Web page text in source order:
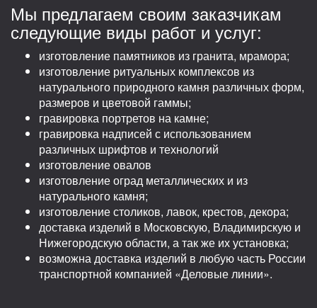
Мы предлагаем своим заказчикам
следующие виды работ и услуг:
изготовление памятников из гранита, мрамора;
изготовление ритуальных комплексов из
натурального природного камня различных форм,
размеров и цветовой гаммы;
гравировка портретов на камне;
гравировка надписей с использованием
различных шрифтов и технологий
изготовление овалов
изготовление оград металлических и из
натурального камня;
изготовление столиков, лавок, крестов, декора;
доставка изделий в Московскую, Владимирскую и
Нижегородскую области, а так же их установка;
возможна доставка изделий в любую часть России
транспортной компанией «Деловые линии».